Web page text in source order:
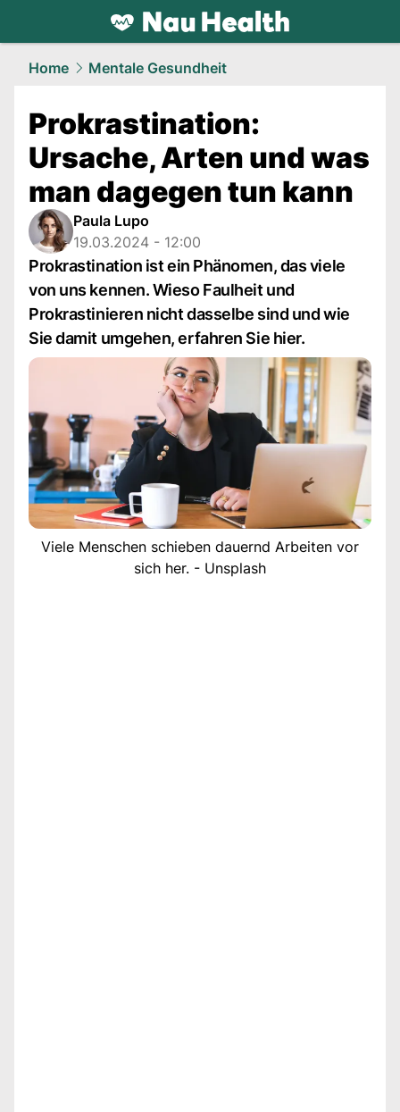
health.NAU.ch
Home Mentale Gesundheit
Prokrastination:
Ursache, Arten und was
man dagegen tun kann
Paula Lupo
19.03.2024 - 12:00
Prokrastination ist ein Phänomen, das viele
von uns kennen. Wieso Faulheit und
Prokrastinieren nicht dasselbe sind und wie
Sie damit umgehen, erfahren Sie hier.
Viele Menschen schieben dauernd Arbeiten vor
sich her. - Unsplash